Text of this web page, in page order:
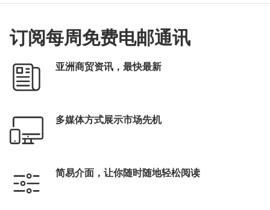
订阅每周免费电邮通讯
亚洲商贸资讯，最快最新
多媒体方式展示市场先机
简易介面，让你随时随地轻松阅读